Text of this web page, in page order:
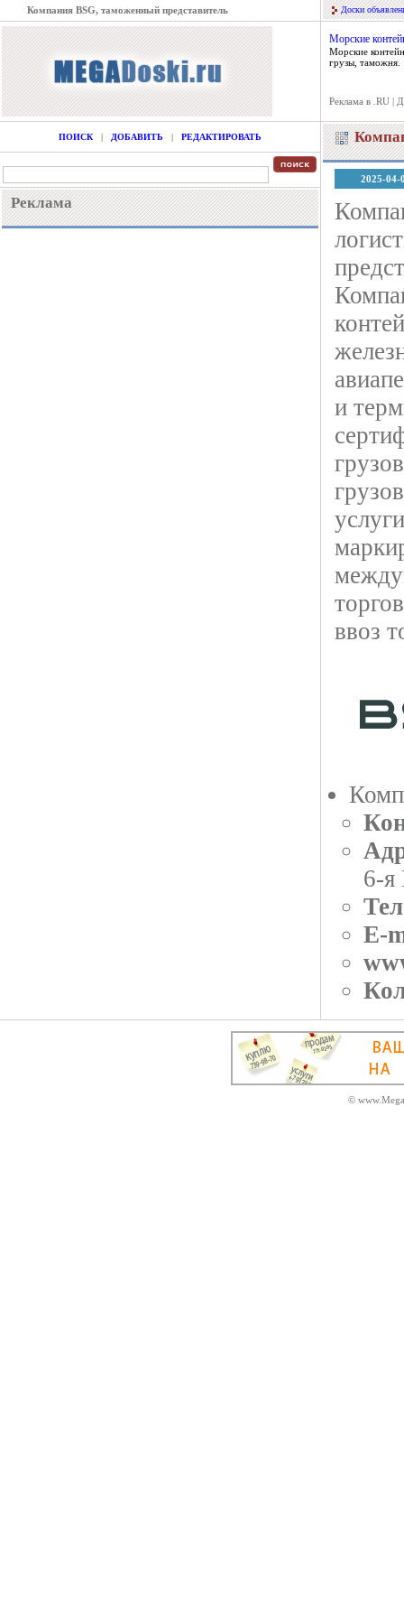
Компания BSG, таможенный представитель Доски
Морские
Морские
грузы, таможня.
Реклама в .RU |
ПОИСК | ДОБАВИТЬ | РЕДАКТИРОВАТЬ
Реклама
2025-04-
и
ввоз
6-я
E-
©